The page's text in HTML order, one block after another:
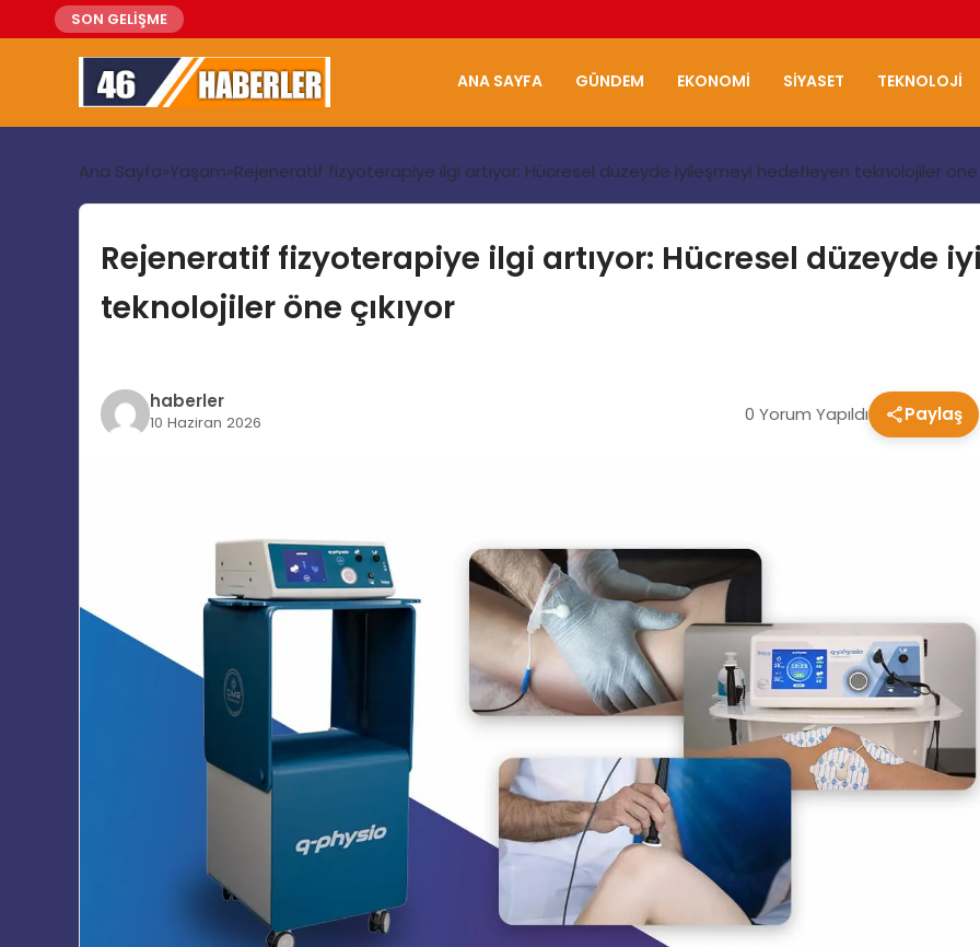
SON GELİŞME
ANA SAYFA GÜNDEM EKONOMI SIYASET TEKNOLOJI
Ana Sayfa Yaşam Rejeneratif fizyoterapiye ilgi artıyor: Hücresel düzeyde iyileşmeyi hedefleyen teknolojiler öne
Rejeneratif fizyoterapiye ilgi artıyor: Hücresel düzeyde
teknolojiler öne çıkıyor
haberler
10 Haziran 2026 0 Yorum Yapıldı Paylaş